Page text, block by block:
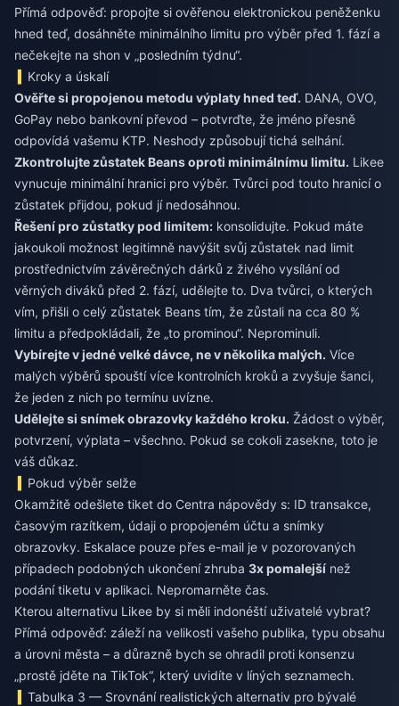
Přímá odpověď: propojte si ověřenou elektronickou peněženku
hned teď, dosáhněte minimálního limitu pro výběr před 1. fází a
nečekejte na shon v „posledním týdnu“.
Kroky a úskalí
Ověřte si propojenou metodu výplaty hned teď. DANA, OVO,
GoPay nebo bankovní převod – potvrďte, že jméno přesně
odpovídá vašemu KTP. Neshody způsobují tichá selhání.
Zkontrolujte zůstatek Beans oproti minimálnímu limitu. Likee
vynucuje minimální hranici pro výběr. Tvůrci pod touto hranicí o
zůstatek přijdou, pokud jí nedosáhnou.
Řešení pro zůstatky pod limitem: konsolidujte. Pokud máte
jakoukoli možnost legitimně navýšit svůj zůstatek nad limit
prostřednictvím závěrečných dárků z živého vysílání od
věrných diváků před 2. fází, udělejte to. Dva tvůrci, o kterých
vím, přišli o celý zůstatek Beans tím, že zůstali na cca 80 %
limitu a předpokládali, že „to prominou“. Neprominuli.
Vybírejte v jedné velké dávce, ne v několika malých. Více
malých výběrů spouští více kontrolních kroků a zvyšuje šanci,
že jeden z nich po termínu uvízne.
Udělejte si snímek obrazovky každého kroku. Žádost o výběr,
potvrzení, výplata – všechno. Pokud se cokoli zasekne, toto je
váš důkaz.
Pokud výběr selže
Okamžitě odešlete tiket do Centra nápovědy s: ID transakce,
časovým razítkem, údaji o propojeném účtu a snímky
obrazovky. Eskalace pouze přes e-mail je v pozorovaných
případech podobných ukončení zhruba 3x pomalejší než
podání tiketu v aplikaci. Nepromarněte čas.
Kterou alternativu Likee by si měli indonéští uživatelé vybrat?
Přímá odpověď: záleží na velikosti vašeho publika, typu obsahu
a úrovni města – a důrazně bych se ohradil proti konsenzu
„prostě jděte na TikTok“, který uvidíte v líných seznamech.
Tabulka 3 — Srovnání realistických alternativ pro bývalé